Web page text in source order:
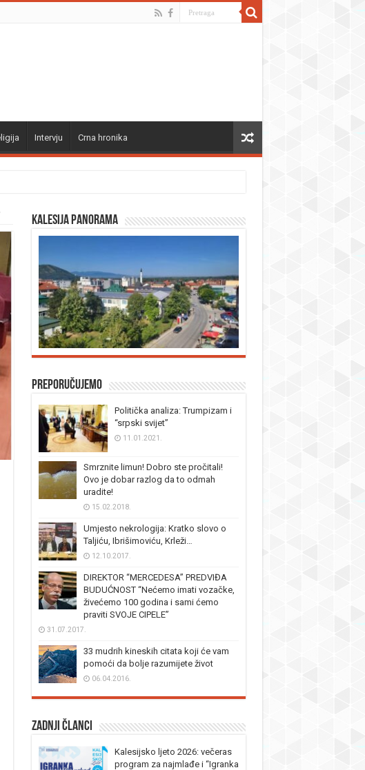
Intervju Crna hronika
Kalesija panorama
Preporučujemo
Politička analiza: Trumpizam i
“srpski svijet”
11.01.2021.
Smrznite limun! Dobro ste pročitali!
Ovo je dobar razlog da to odmah
uradite!
15.02.2018.
Umjesto nekrologija: Kratko slovo o
Taljiću, Ibrišimoviću, Krleži…
12.10.2017.
DIREKTOR “MERCEDESA” PREDVIĐA
BUDUĆNOST “Nećemo imati vozačke,
živećemo 100 godina i sami ćemo
praviti SVOJE CIPELE”
31.07.2017.
33 mudrih kineskih citata koji će vam
pomoći da bolje razumijete život
06.04.2016.
Zadnji članci
Kalesijsko ljeto 2026: večeras
program za najmlađe i “Igranka